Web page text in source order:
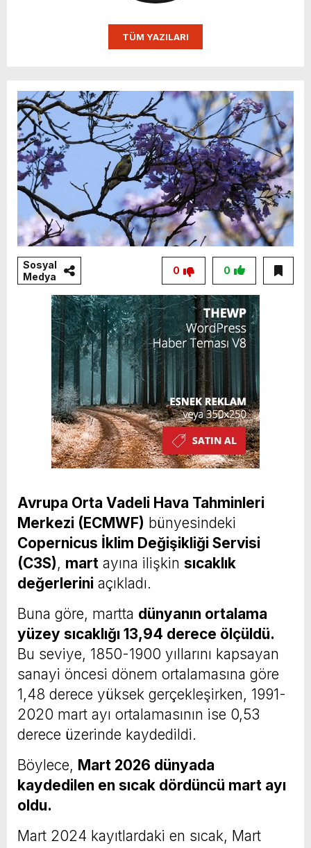
TÜM YAZILARI
Sosyal
Medya
0
0
Avrupa Orta Vadeli Hava Tahminleri
Merkezi (ECMWF) bünyesindeki
Copernicus İklim Değişikliği Servisi
(C3S), mart ayına ilişkin sıcaklık
değerlerini açıkladı.
Buna göre, martta dünyanın ortalama
yüzey sıcaklığı 13,94 derece ölçüldü.
Bu seviye, 1850-1900 yıllarını kapsayan
sanayi öncesi dönem ortalamasına göre
1,48 derece yüksek gerçekleşirken, 1991-
2020 mart ayı ortalamasının ise 0,53
derece üzerinde kaydedildi.
Böylece, Mart 2026 dünyada
kaydedilen en sıcak dördüncü mart ayı
oldu.
Mart 2024 kayıtlardaki en sıcak, Mart